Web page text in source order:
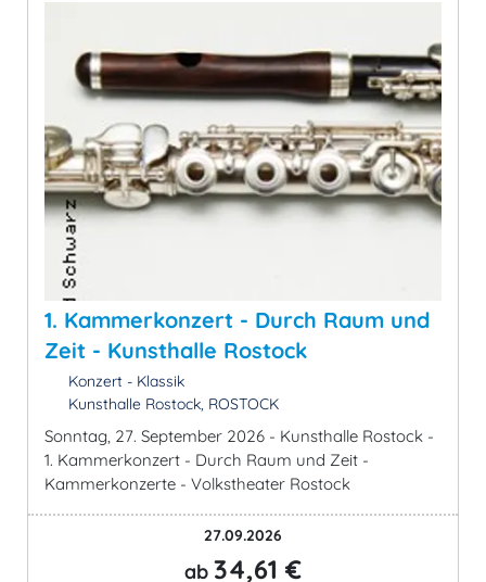
1. Kammerkonzert - Durch Raum und
Zeit - Kunsthalle Rostock
Konzert - Klassik
Kunsthalle Rostock, ROSTOCK
Sonntag, 27. September 2026 - Kunsthalle Rostock -
1. Kammerkonzert - Durch Raum und Zeit -
Kammerkonzerte - Volkstheater Rostock
27.09.2026
ab 34,61 €